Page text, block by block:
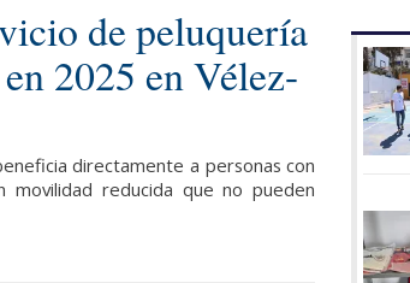
de peluquería
2025 en Vélez-
directamente a personas con
movilidad reducida que no pueden